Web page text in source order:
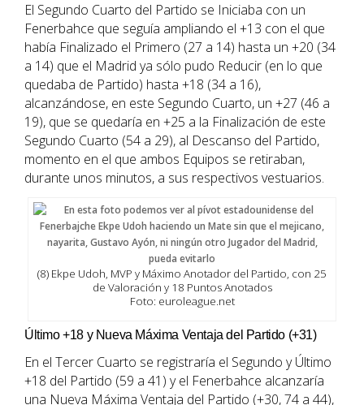
El Segundo Cuarto del Partido se Iniciaba con un
Fenerbahce que seguía ampliando el +13 con el que
había Finalizado el Primero (27 a 14) hasta un +20 (34
a 14) que el Madrid ya sólo pudo Reducir (en lo que
quedaba de Partido) hasta +18 (34 a 16),
alcanzándose, en este Segundo Cuarto, un +27 (46 a
19), que se quedaría en +25 a la Finalización de este
Segundo Cuarto (54 a 29), al Descanso del Partido,
momento en el que ambos Equipos se retiraban,
durante unos minutos, a sus respectivos vestuarios.
(8) Ekpe Udoh, MVP y Máximo Anotador del Partido, con 25
de Valoración y 18 Puntos Anotados
Foto: euroleague.net
Último +18 y Nueva Máxima Ventaja del Partido (+31)
En el Tercer Cuarto se registraría el Segundo y Último
+18 del Partido (59 a 41) y el Fenerbahce alcanzaría
una Nueva Máxima Ventaja del Partido (+30, 74 a 44),